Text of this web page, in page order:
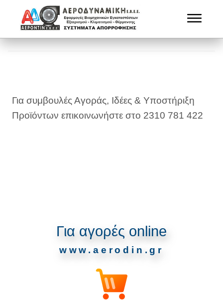
Για συμβουλές Αγοράς, Ιδέες & Υποστήριξη
Προϊόντων επικοινωνήστε στο 2310 781 422
Για αγορές online
www.aerodin.gr